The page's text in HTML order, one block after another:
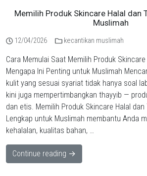
Memilih Produk Skincare Halal dan
Muslimah
12/04/2026 kecantikan muslimah
Cara Memulai Saat Memilih Produk
Mengapa Ini Penting untuk Muslimah
kulit yang sesuai syariat tidak hanya soal
kini juga mempertimbangkan thayyib —
dan etis. Memilih Produk Skincare Halal dan
Lengkap untuk Muslimah membantu Anda
kehalalan, kualitas bahan, …
Continue reading →